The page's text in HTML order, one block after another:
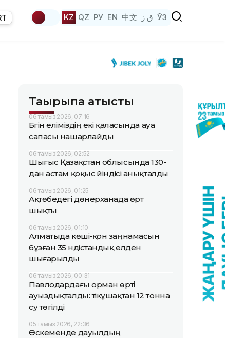
KZ QZ РУ EN 中文 ق ز ЎЗ
Тақырыпқа қатысты
06 тамыз 2026, 07:16
Бүгін еліміздің екі қаласында ауа
сапасы нашарлайды
06 тамыз 2026, 02:52
Шығыс Қазақстан облысында 130-
дан астам қоқыс үйіндісі анықталды
06 тамыз 2026, 01:25
Ақтөбедегі дөнерханада өрт
шықты
06 тамыз 2026, 01:10
Алматыда көші-қон заңнамасын
бұзған 35 үндістандық елден
шығарылды
06 тамыз 2026, 00:31
Павлодардағы орман өрті
ауыздықталды: тікұшақтан 12 тонна
су төгілді
05 тамыз 2026, 22:36
Өскеменде дауылдың